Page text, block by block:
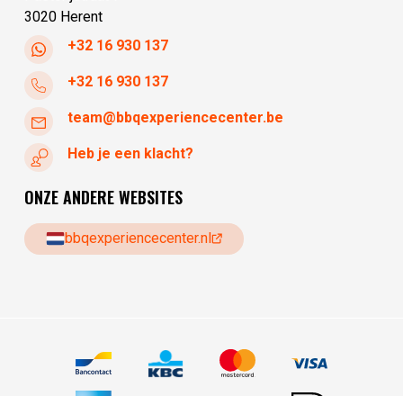
3020 Herent
+32 16 930 137
+32 16 930 137
team@bbqexperiencecenter.be
Heb je een klacht?
ONZE ANDERE WEBSITES
bbqexperiencecenter.nl